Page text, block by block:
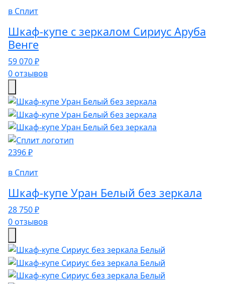
в Сплит
Шкаф-купе с зеркалом Сириус Аруба
Венге
59 070 ₽
0 отзывов
2396 ₽
в Сплит
Шкаф-купе Уран Белый без зеркала
28 750 ₽
0 отзывов